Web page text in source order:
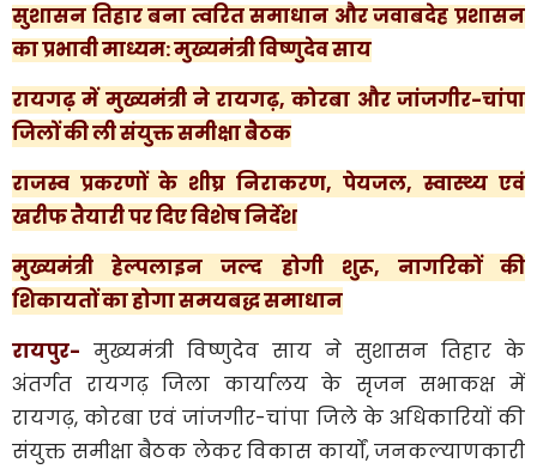
सुशासन तिहार बना त्वरित समाधान और जवाबदेह प्रशासन
का प्रभावी माध्यम: मुख्यमंत्री विष्णुदेव साय
रायगढ़ में मुख्यमंत्री ने रायगढ़, कोरबा और जांजगीर-चांपा
जिलों की ली संयुक्त समीक्षा बैठक
राजस्व प्रकरणों के शीघ्र निराकरण, पेयजल, स्वास्थ्य एवं
खरीफ तैयारी पर दिए विशेष निर्देश
मुख्यमंत्री हेल्पलाइन जल्द होगी शुरू, नागरिकों की
शिकायतों का होगा समयबद्ध समाधान
रायपुर- मुख्यमंत्री विष्णुदेव साय ने सुशासन तिहार के
अंतर्गत रायगढ़ जिला कार्यालय के सृजन सभाकक्ष में
रायगढ़, कोरबा एवं जांजगीर-चांपा जिले के अधिकारियों की
संयुक्त समीक्षा बैठक लेकर विकास कार्यों, जनकल्याणकारी